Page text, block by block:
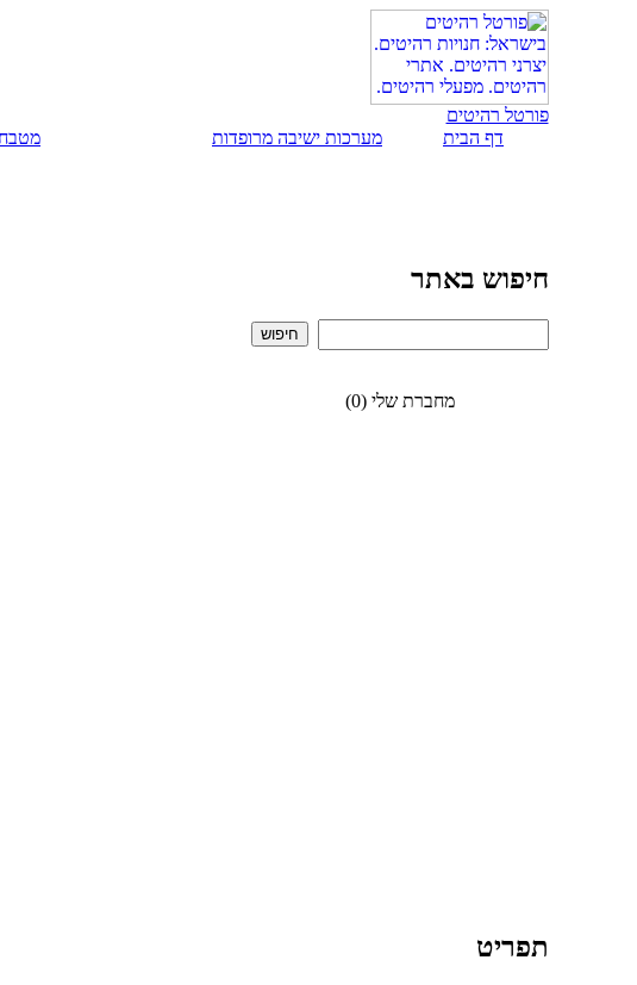
פורטל רהיטים
דף הבית
מערכות ישיבה מרופדות
חיפוש באתר
מחברת שלי (0)
תפריט